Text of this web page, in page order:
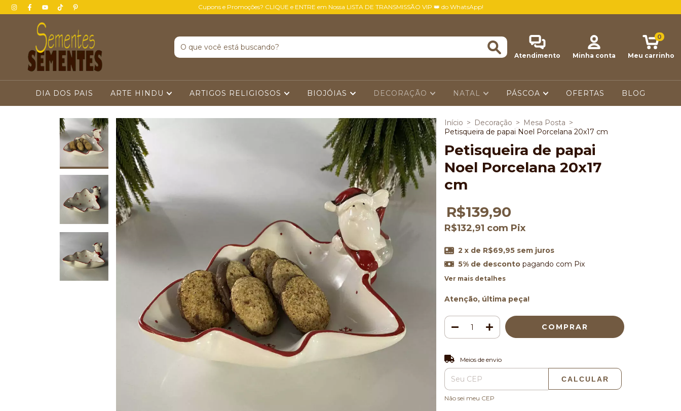
Cupons e Promoções? CLIQUE e ENTRE em Nossa LISTA DE TRANSMISSÃO VIP 👑 do WhatsApp!
Atendimento Minha conta Meu carrinho
0
DIA DOS PAIS ARTE HINDU ARTIGOS RELIGIOSOS BIOJÓIAS DECORAÇÃO NATAL PÁSCOA OFERTAS BLOG
Início > Decoração > Mesa Posta >
Petisqueira de papai Noel Porcelana 20x17 cm
Petisqueira de papai
Noel Porcelana 20x17
cm
R$139,90
R$132,91 com Pix
2 x de R$69,95 sem juros
5% de descontopagando com Pix
Ver mais detalhes
Atenção, última peça!
Entregas para o CEP:
Meios de envio
CALCULAR
Não sei meu CEP